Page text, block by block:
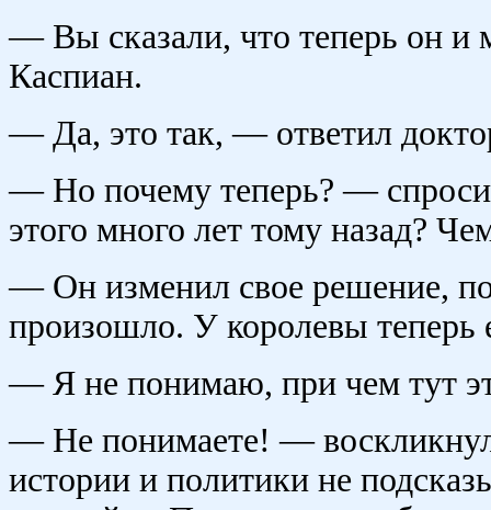
— Вы сказали, что теперь он и
Каспиан.
— Да, это так, — ответил
— Но почему теперь? —
этого много лет тому назад?
— Он изменил свое решение,
произошло. У королевы теперь
— Я не понимаю, при чем тут
— Не понимаете! —
истории и политики не